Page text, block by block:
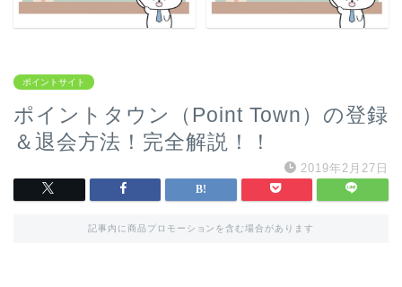
ポイントサイト
ポイントタウン（Point Town）の登録
＆退会方法！完全解説！！
2019年2月27日
記事内に商品プロモーションを含む場合があります